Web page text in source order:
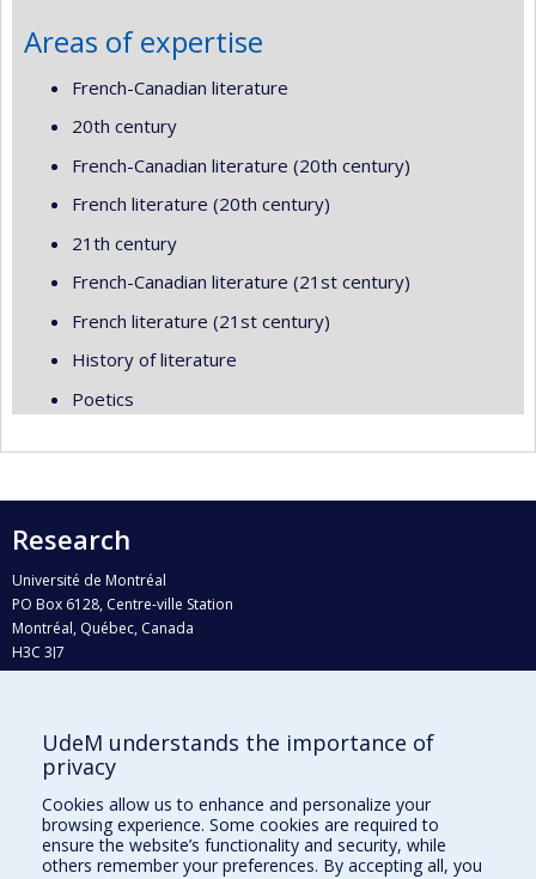
Areas of expertise
French-Canadian literature
20th century
French-Canadian literature (20th century)
French literature (20th century)
21th century
French-Canadian literature (21st century)
French literature (21st century)
History of literature
Poetics
Research
Université de Montréal
PO Box 6128, Centre-ville Station
Montréal, Québec, Canada
H3C 3J7
Who does what?
Find us
Site map
UdeM understands the importance of
privacy
Cookies allow us to enhance and personalize your
browsing experience. Some cookies are required to
ensure the website’s functionality and security, while
others remember your preferences. By accepting all, you